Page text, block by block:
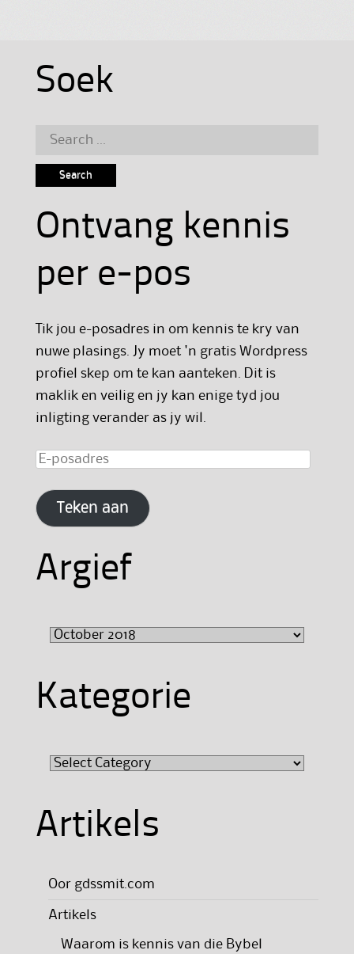
Soek
Search
Ontvang kennis
per e-pos
Tik jou e-posadres in om kennis te kry van
nuwe plasings. Jy moet 'n gratis Wordpress
profiel skep om te kan aanteken. Dit is
maklik en veilig en jy kan enige tyd jou
inligting verander as jy wil.
E-
Teken aan
Argief
Kategorie
Artikels
Oor gdssmit.com
Artikels
Waarom is kennis van die Bybel